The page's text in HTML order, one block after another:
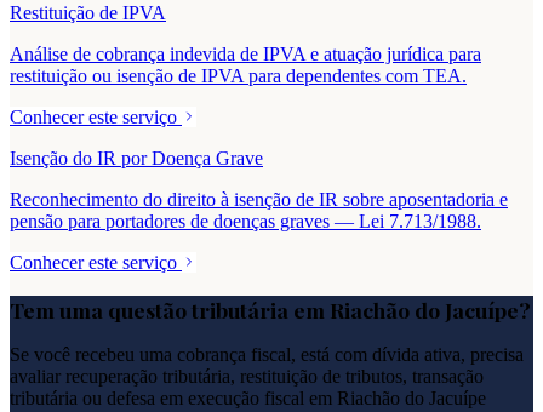
Restituição de IPVA
Análise de cobrança indevida de IPVA e atuação jurídica para
restituição ou isenção de IPVA para dependentes com TEA.
Conhecer este serviço
Isenção do IR por Doença Grave
Reconhecimento do direito à isenção de IR sobre aposentadoria e
pensão para portadores de doenças graves — Lei 7.713/1988.
Conhecer este serviço
Tem uma questão tributária em Riachão do Jacuípe?
Se você recebeu uma cobrança fiscal, está com dívida ativa, precisa
avaliar recuperação tributária, restituição de tributos, transação
tributária ou defesa em execução fiscal em Riachão do Jacuípe